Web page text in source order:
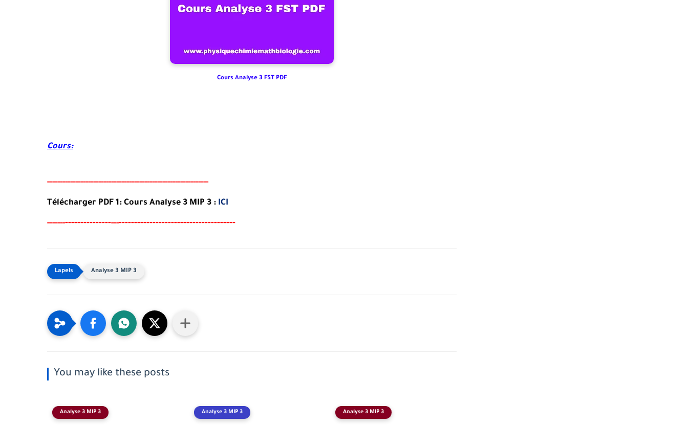
Cours Analyse 3 FST PDF
Cours:
---------------------------------------------------------------
Télécharger PDF 1: Cours Analyse 3 MIP 3 : ICI
---------------------------------------------------------------
Analyse 3 MIP 3
You may like these posts
Analyse 3 MIP 3 Analyse 3 MIP 3 Analyse 3 MIP 3